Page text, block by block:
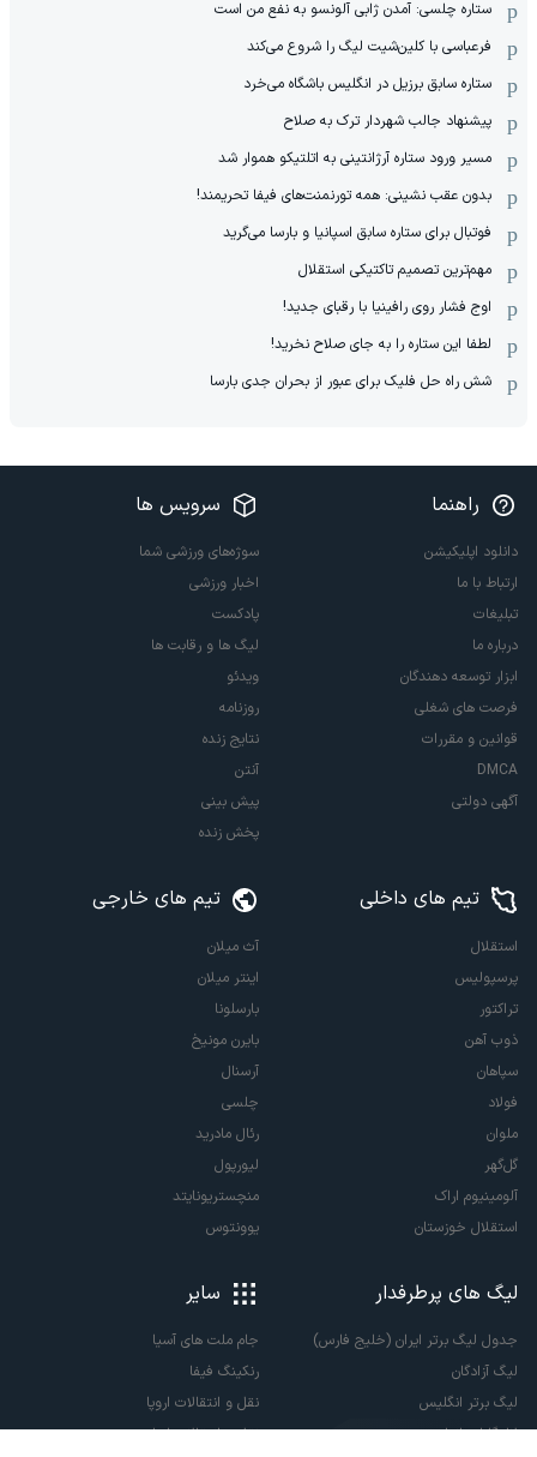
ستاره چلسی: آمدن ژابی آلونسو به نفع من است
فرعباسی با کلین‌شیت لیگ را شروع می‌کند
ستاره سابق برزیل در انگلیس باشگاه می‌خرد
پیشنهاد جالب شهردار ترک به صلاح
مسیر ورود ستاره آرژانتینی به اتلتیکو هموار شد
بدون عقب نشینی: همه تورنمنت‌های فیفا تحریمند!
فوتبال برای ستاره سابق اسپانیا و بارسا می‌گرید
مهم‌ترین تصمیم تاکتیکی استقلال
اوج فشار روی رافینیا با رقبای جدید!
لطفا این ستاره را به جای صلاح نخرید!
شش راه حل فلیک برای عبور از بحران جدی بارسا
راهنما
دانلود اپلیکیشن
ارتباط با ما
تبلیغات
درباره ما
ابزار توسعه دهندگان
فرصت های شغلی
قوانین و مقررات
DMCA
آگهی دولتی
سرویس ها
سوژه‌های ورزشی شما
اخبار ورزشی
پادکست
لیگ ها و رقابت ها
ویدئو
روزنامه
نتایج زنده
آنتن
پیش بینی
پخش زنده
تیم های داخلی
استقلال
پرسپولیس
تراکتور
ذوب آهن
سپاهان
فولاد
ملوان
گل‌گهر
آلومینیوم اراک
استقلال خوزستان
تیم های خارجی
آث میلان
اینتر میلان
بارسلونا
بایرن مونیخ
آرسنال
چلسی
رئال مادرید
لیورپول
منچستریونایتد
یوونتوس
لیگ های پرطرفدار
جدول لیگ برتر ایران (خلیج فارس)
لیگ آزادگان
لیگ برتر انگلیس
لالیگا اسپانیا
سایر
جام ملت های آسیا
رنکینگ فیفا
نقل و انتقالات اروپا
نقل و انتقالات ایران